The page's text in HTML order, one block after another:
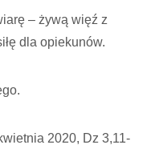
– żywą więź z
dla opiekunów.
2020, Dz 3,11-